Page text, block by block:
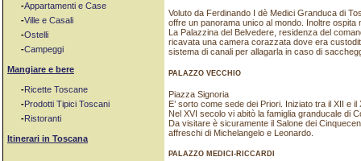
-Appartamenti e Case
-Ville e Casali
-Ostelli
-Campeggi
Mangiare e bere
-Ricette Toscane
-Prodotti Tipici Toscani
-Ristoranti
Itinerari in Toscana
Voluto da Ferdinando I dè Medici Granduca di
offre un panorama unico al mondo. Inoltre ospita
La Palazzina del Belvedere, residenza del
ricavata una camera corazzata dove era
sistema di canali per allagarla in caso di
PALAZZO VECCHIO
Piazza Signoria
E’ sorto come sede dei Priori. Iniziato tra il XII e
Nel XVI secolo vi abitò la famiglia granducale di
Da visitare è sicuramente il Salone dei
affreschi di Michelangelo e Leonardo.
PALAZZO MEDICI-RICCARDI